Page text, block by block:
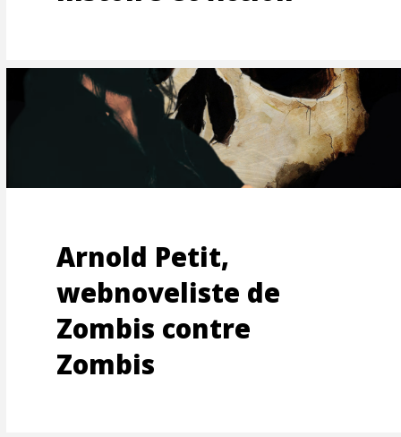
Arnold Petit,
webnoveliste de
Zombis contre
Zombis